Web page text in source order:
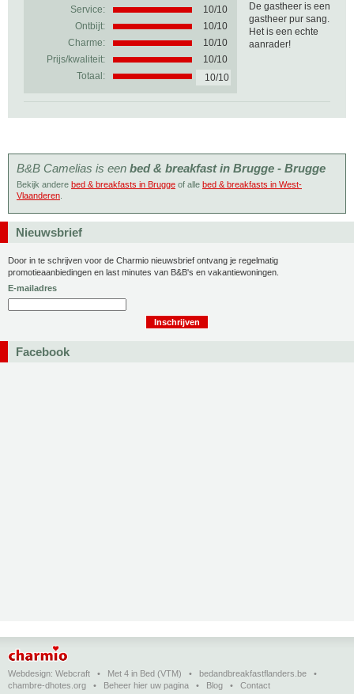
Service:
10/10
Ontbijt:
10/10
Charme:
10/10
Prijs/kwaliteit:
10/10
Totaal:
10/10
De gastheer is een
gastheer pur sang.
Het is een echte
aanrader!
B&B Camelias is een bed & breakfast in Brugge - Brugge
Bekijk andere bed & breakfasts in Brugge of alle bed & breakfasts in West-
Vlaanderen
Nieuwsbrief
Door in te schrijven voor de Charmio nieuwsbrief ontvang je regelmatig
promotieaanbiedingen en last minutes van B&B's en vakantiewoningen.
E-mailadres
Facebook
Webdesign: Webcraft • Met 4 in Bed (VTM) • bedandbreakfastflanders.be •
chambre-dhotes.org • Beheer hier uw pagina • Blog • Contact